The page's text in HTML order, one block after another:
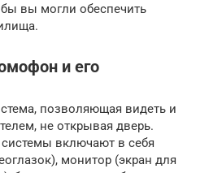
вы могли обеспечить
и его
позволяющая видеть и
не открывая дверь.
включают в себя
монитор (экран для